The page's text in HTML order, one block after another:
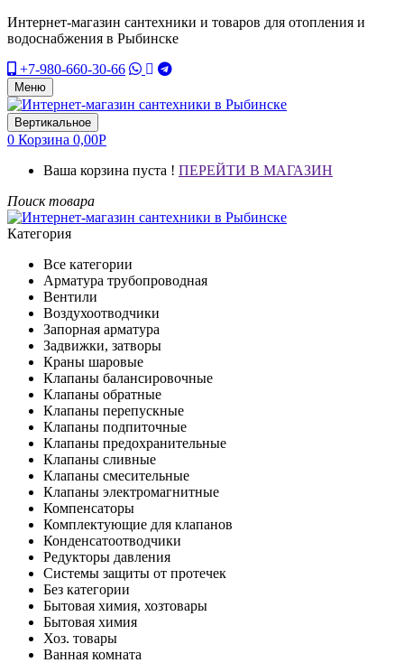
Интернет-магазин сантехники и товаров для отопления и
водоснабжения в Рыбинске
+7-980-660-30-66
Меню
Вертикальное
0 Корзина 0,00Р
Ваша корзина пуста ! ПЕРЕЙТИ В МАГАЗИН
Поиск товара
Категория
Все категории
Арматура трубопроводная
Вентили
Воздухоотводчики
Запорная арматура
Задвижки, затворы
Краны шаровые
Клапаны балансировочные
Клапаны обратные
Клапаны перепускные
Клапаны подпиточные
Клапаны предохранительные
Клапаны сливные
Клапаны смесительные
Клапаны электромагнитные
Компенсаторы
Комплектующие для клапанов
Конденсатоотводчики
Редукторы давления
Системы защиты от протечек
Без категории
Бытовая химия, хозтовары
Бытовая химия
Хоз. товары
Ванная комната